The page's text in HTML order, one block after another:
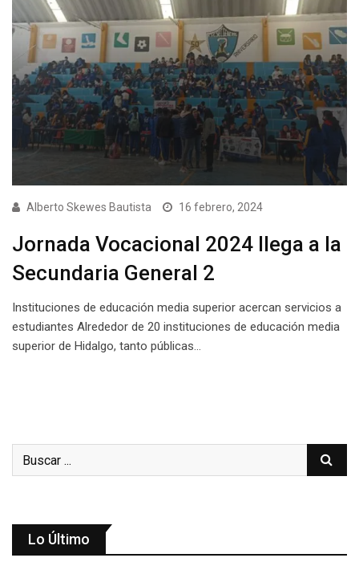
Alberto Skewes Bautista 16 febrero, 2024
Jornada Vocacional 2024 llega a la
Secundaria General 2
Instituciones de educación media superior acercan servicios a
estudiantes Alrededor de 20 instituciones de educación media
superior de Hidalgo, tanto públicas…
Lo Último